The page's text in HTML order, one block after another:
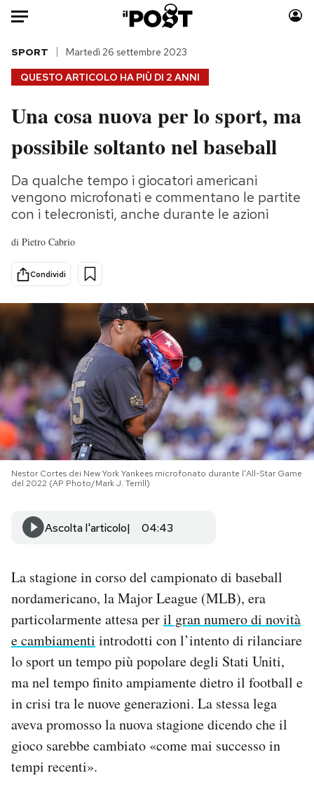
Auto
HOME
Italia
Politica
Tecnologia
Internet
Scienza
Cultura
Economia
Sport
Moda
Consumismi
Storie/Idee
Ok Boomer!
Media
PODCAST
NEWSLETTER
I MIEI PREFERITI
SHOP
CALENDARIO
AREA PERSONALE
Area Personale
Newsletter
Notifiche mobile
Regala il Post
Hai bisogno di aiuto?
QUESTO ARTICOLO HA PIÙ DI 2 ANNI
SPORT Martedì 26 settembre 2023
Una cosa nuova per lo sport, ma
possibile soltanto nel baseball
Da qualche tempo i giocatori americani
vengono microfonati e commentano le partite
con i telecronisti, anche durante le azioni
di Pietro Cabrio
Condividi
Nestor Cortes dei New York Yankees microfonato durante l'All-Star Game
del 2022 (AP Photo/Mark J. Terrill)
Ascolta l'articolo 04:43
La stagione in corso del campionato di baseball
nordamericano, la Major League (MLB), era
particolarmente attesa peril gran numero di novità
e cambiamenti introdotti con l’intento di rilanciare
lo sport un tempo più popolare degli Stati Uniti,
ma nel tempo finito ampiamente dietro il football e
in crisi tra le nuove generazioni. La stessa lega
aveva promosso la nuova stagione dicendo che il
gioco sarebbe cambiato «come mai successo in
tempi recenti».